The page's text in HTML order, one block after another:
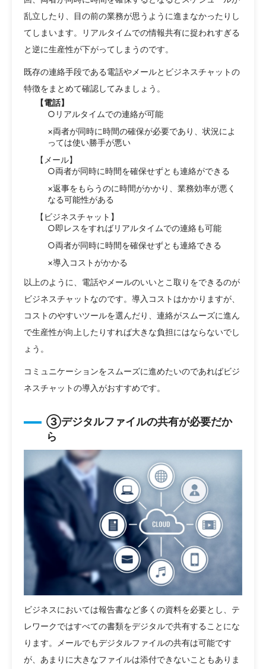
乱立したり、目の前の業務が思うように進まなかったりし
てしまいます。リアルタイムでの情報共有に捉われすぎる
と逆に生産性が下がってしまうのです。
既存の連絡手段である電話やメールとビジネスチャットの
特徴をまとめて確認してみましょう。
【電話】
○リアルタイムでの連絡が可能
×両者が同時に時間の確保が必要であり、状況によ
っては使い勝手が悪い
【メール】
○両者が同時に時間を確保せずとも連絡ができる
×返事をもらうのに時間がかかり、業務効率が悪く
なる可能性がある
【ビジネスチャット】
○即レスをすればリアルタイムでの連絡も可能
○両者が同時に時間を確保せずとも連絡できる
×導入コストがかかる
以上のように、電話やメールのいいとこ取りをできるのが
ビジネスチャットなのです。導入コストはかかりますが、
コストのやすいツールを選んだり、連絡がスムーズに進ん
で生産性が向上したりすれば大きな負担にはならないでし
ょう。
コミュニケーションをスムーズに進めたいのであればビジ
ネスチャットの導入がおすすめです。
③デジタルファイルの共有が必要だか
ら
ビジネスにおいては報告書など多くの資料を必要とし、テ
レワークではすべての書類をデジタルで共有することにな
ります。メールでもデジタルファイルの共有は可能です
が、あまりに大きなファイルは添付できないこともありま